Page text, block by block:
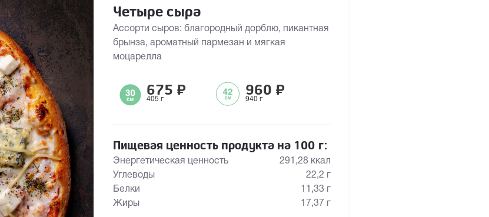
Четыре сыра
Ассорти сыров: благородный дорблю, пикантная
брынза, ароматный пармезан и мягкая
моцарелла
675 ₽
405 г
960 ₽
940 г
Пищевая ценность продукта на 100 г:
Энергетическая ценность
291,28 ккал
Углеводы
22,2 г
Белки
11,33 г
Жиры
17,37 г